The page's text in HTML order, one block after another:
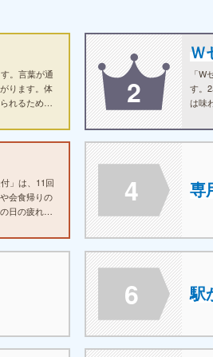
。言葉が通
ります。体
れるため、
す。
2
Ｗ
「
す。
は味
す
」は、11回
会食帰りの
日の疲れを
条件のひと
4 専
6 駅